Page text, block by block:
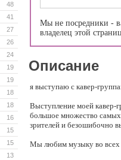
48
41
27
26
24
19
19
18
18
16
15
15
13
Мы не посредники -
владелец этой
Описание
я выступаю с кавер-
Выступление моей кавер-
большое множество
зрителей и безошибочно
Мы любим музыку во всех